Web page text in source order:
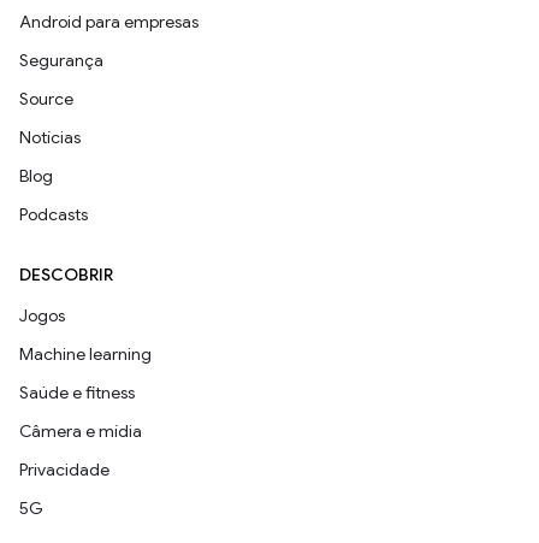
Android para empresas
Segurança
Source
Notícias
Blog
Podcasts
DESCOBRIR
Jogos
Machine learning
Saúde e fitness
Câmera e mídia
Privacidade
5G